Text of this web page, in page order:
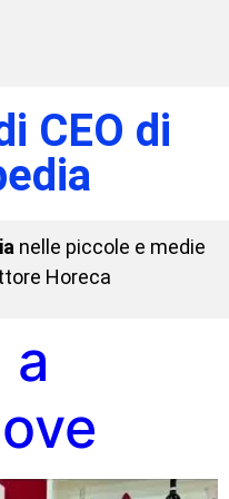
CEO di
nelle piccole e medie
Horeca